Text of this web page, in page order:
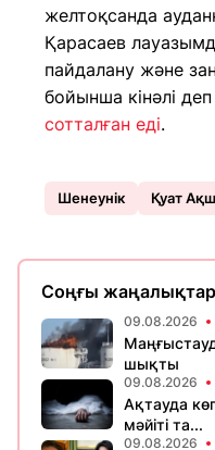
желтоқсанда
Қарасаев
пайдалану және
бойынша кінәлі
сотталған еді.
Шенеунік Қуат
Соңғы жаңалықтар
09.08.2026
шықты
09.08.2026
Ақтауда
мәйіті та...
09.08.2026